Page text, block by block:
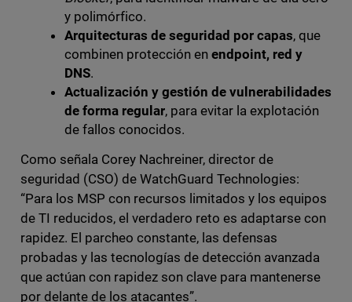
y polimórfico.
Arquitecturas de seguridad por capas, que
combinen protección en endpoint, red y
DNS.
Actualización y gestión de vulnerabilidades
de forma regular, para evitar la explotación
de fallos conocidos.
Como señala Corey Nachreiner, director de
seguridad (CSO) de WatchGuard Technologies:
“Para los MSP con recursos limitados y los equipos
de TI reducidos, el verdadero reto es adaptarse con
rapidez. El parcheo constante, las defensas
probadas y las tecnologías de detección avanzada
que actúan con rapidez son clave para mantenerse
por delante de los atacantes”.